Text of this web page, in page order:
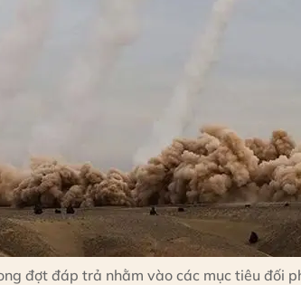
đợt đáp trả nhằm vào các mục tiêu đối